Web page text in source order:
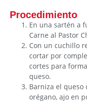
Procedimiento
En una sartén a
Carne al Pastor
Con un cuchillo
cortar por
cortes para
queso.
Barniza el queso
orégano, ajo en